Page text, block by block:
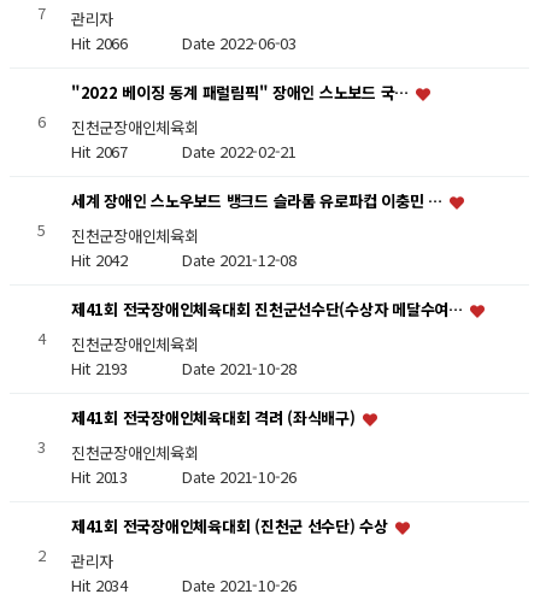
7
관리자
Hit 2066 Date 2022-06-03
6
"2022 베이징 동계 패럴림픽" 장애인 스노보드 국…
진천군장애인체육회
Hit 2067 Date 2022-02-21
5
세계 장애인 스노우보드 뱅크드 슬라롬 유로파컵 이충민 …
진천군장애인체육회
Hit 2042 Date 2021-12-08
4
제41회 전국장애인체육대회 진천군선수단(수상자 메달수여…
진천군장애인체육회
Hit 2193 Date 2021-10-28
3
제41회 전국장애인체육대회 격려 (좌식배구)
진천군장애인체육회
Hit 2013 Date 2021-10-26
2
제41회 전국장애인체육대회 (진천군 선수단) 수상
관리자
Hit 2034 Date 2021-10-26